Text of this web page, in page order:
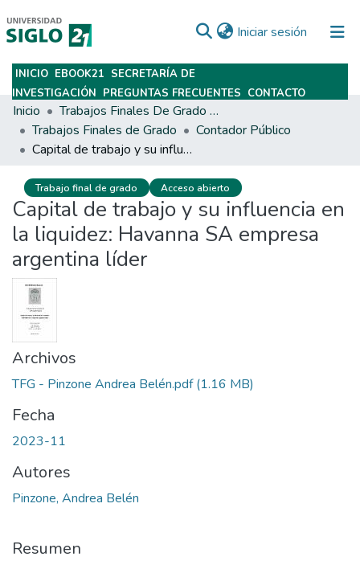
Iniciar sesión (current)
Subir
INICIO EBOOK21 SECRETARÍA DE
INVESTIGACIÓN PREGUNTAS FRECUENTES CONTACTO
Inicio
Trabajos Finales De Grado Y Posgrado
Trabajos Finales de Grado
Contador Público
Capital de trabajo y su influencia en la liquidez: Havanna SA empresa argentina líder
Trabajo final de grado Acceso abierto
Capital de trabajo y su influencia en
la liquidez: Havanna SA empresa
argentina líder
Archivos
TFG - Pinzone Andrea Belén.pdf(1.16 MB)
Fecha
2023-11
Autores
Pinzone, Andrea Belén
Resumen